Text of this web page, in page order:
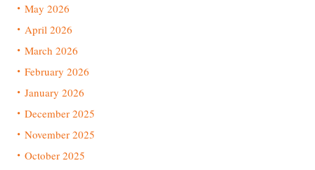
May 2026
April 2026
March 2026
February 2026
January 2026
December 2025
November 2025
October 2025